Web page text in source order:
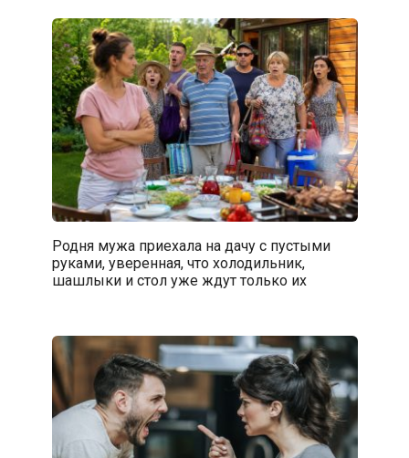
Родня мужа приехала на дачу с пустыми
руками, уверенная, что холодильник,
шашлыки и стол уже ждут только их